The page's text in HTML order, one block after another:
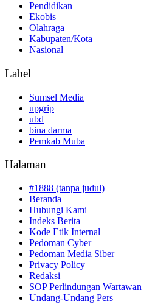
Pendidikan
Ekobis
Olahraga
Kabupaten/Kota
Nasional
Label
Sumsel Media
upgrip
ubd
bina darma
Pemkab Muba
Halaman
#1888 (tanpa judul)
Beranda
Hubungi Kami
Indeks Berita
Kode Etik Internal
Pedoman Cyber
Pedoman Media Siber
Privacy Policy
Redaksi
SOP Perlindungan Wartawan
Undang-Undang Pers